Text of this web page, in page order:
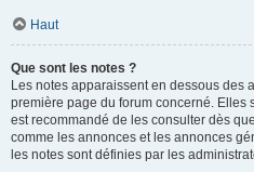
Haut
Que sont les notes ?
Les notes apparaissent en dessous des
première page du forum concerné. Elles
est recommandé de les consulter dès
comme les annonces et les annonces
les notes sont définies par les